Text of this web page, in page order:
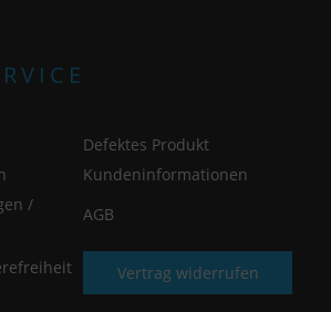
Defektes Produkt
Kundeninformationen
/
AGB
Vertrag widerrufen